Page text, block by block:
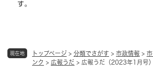
現在地 トップページ > 分類でさがす > 市政情報 >
ンク > 広報うだ > 広報うだ（2023年1月号）
す。